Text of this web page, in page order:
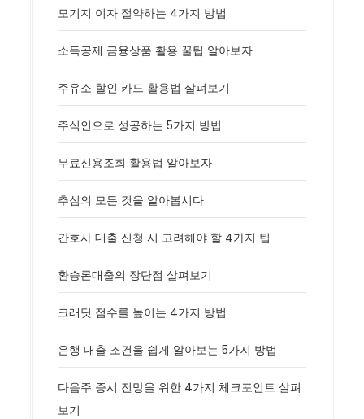
모기지 이자 절약하는 4가지 방법
소득공제 금융상품 활용 꿀팁 알아보자
주유소 할인 카드 활용법 살펴보기
주식인으로 성공하는 5가지 방법
무료신용조회 활용법 알아보자
추심의 모든 것을 알아봅시다
간호사 대출 신청 시 고려해야 할 4가지 팁
환승론대출의 장단점 살펴보기
크래딧 점수를 높이는 4가지 방법
은행 대출 조건을 쉽게 알아보는 5가지 방법
다음주 증시 전망을 위한 4가지 체크포인트 살펴
보기